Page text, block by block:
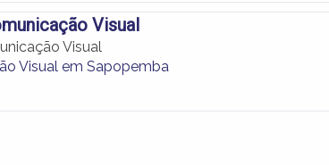
Visual
Visual
Visual em Sapopemba